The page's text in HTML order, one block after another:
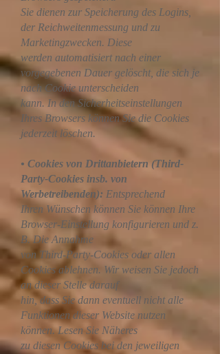
Sie dienen zur Speicherung des Logins,
der Reichweitenmessung und zu
Marketingzwecken. Diese
werden automatisiert nach einer
vorgegebenen Dauer gelöscht, die sich je
nach Cookie unterscheiden
kann. In den Sicherheitseinstellungen
Ihres Browsers können Sie die Cookies
jederzeit löschen.
• Cookies von Drittanbietern (Third-
Party-Cookies insb. von
Werbetreibenden): Entsprechend
Ihren Wünschen können Sie können Ihre
Browser-Einstellung konfigurieren und z.
B. Die Annahme
von Third-Party-Cookies oder allen
Cookies ablehnen. Wir weisen Sie jedoch
an dieser Stelle darauf
hin, dass Sie dann eventuell nicht alle
Funktionen dieser Website nutzen
können. Lesen Sie Näheres
zu diesen Cookies bei den jeweiligen